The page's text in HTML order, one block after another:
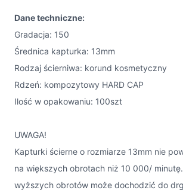
Dane techniczne:
Gradacja: 150
Średnica kapturka: 13mm
Rodzaj ścierniwa: korund kosmetyczny
Rdzeń: kompozytowy HARD CAP
Ilość w opakowaniu: 100szt
UWAGA!
Kapturki ścierne o rozmiarze 13mm nie
na większych obrotach niż 10 000/
wyższych obrotów może dochodzić do